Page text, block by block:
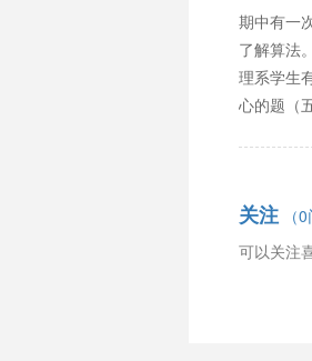
期中有一
了解算法
理系学生
心的题（
关注（0
可以关注